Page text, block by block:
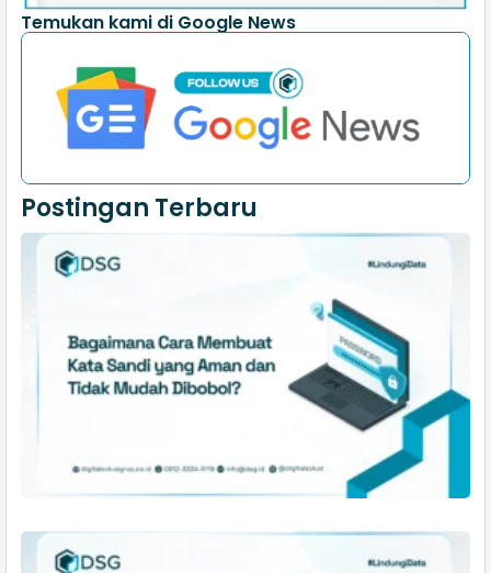
Temukan kami di Google News
Postingan Terbaru